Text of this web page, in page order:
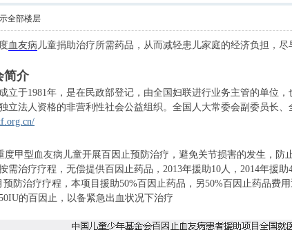
全部楼层
血友病 儿童捐助治疗所需药品，从而减轻患儿家庭的经济负担，
简介
于1981年，是在民政部登记，由全国妇联进行业务主管的单位，
立法人资格的非营利性社会公益组织。全国人大常委会副委员长
甲型血友病儿童开展百因止预防治疗，避免关节损害的发生，防
疗疗程，无偿提供百因止药品，2013年援助10人，2014年援助
治疗疗程，本项目援助50%百因止药品，另50%百因止药品费用
的百因止，以备紧急出血状况下治疗